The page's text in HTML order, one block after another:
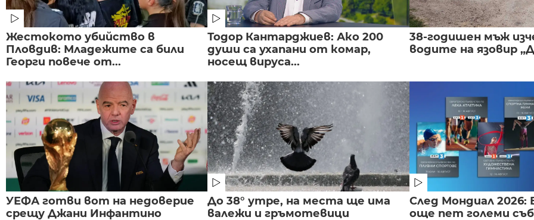
Жестокото убийство в
Пловдив: Младежите са били
Георги повече от...
Тодор Кантарджиев: Ако 200
души са ухапани от комар,
носещ вируса...
38-годишен мъж
водите на язовир
УЕФА готви вот на недоверие
срещу Джани Инфантино
До 38° утре, на места ще има
валежи и гръмотевици
След Мондиал 2026:
още пет големи